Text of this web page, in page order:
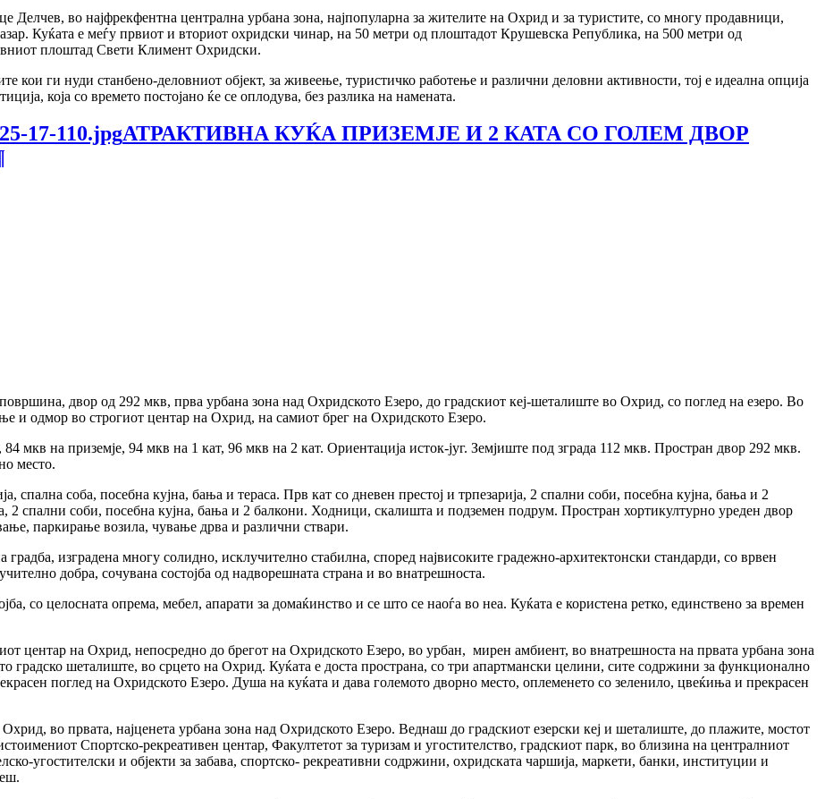
Делчев, во најфрекфентна централна урбана зона, најпопуларна за жителите на Охрид и за туристите, со многу продавници,
Куќата е меѓу првиот и вториот охридски чинар, на 50 метри од плоштадот Крушевска Република, на 500 метри од
плоштад Свети Климент Охридски.
кои ги нуди станбено-деловниот објект, за живеење, туристичко работење и различни деловни активности, тој е идеална опција
која со времето постојано ќе се оплодува, без разлика на намената.
АТРАКТИВНА КУЌА ПРИЗЕМЈЕ И 2 КАТА СО ГОЛЕМ ДВОР
двор од 292 мкв, прва урбана зона над Охридското Езеро, до градскиот кеј-шеталиште во Охрид, со поглед на езеро. Во
и одмор во строгиот центар на Охрид, на самиот брег на Охридското Езеро.
мкв на приземје, 94 мкв на 1 кат, 96 мкв на 2 кат. Ориентација исток-југ. Земјиште под зграда 112 мкв. Простран двор 292 мкв.
место.
спална соба, посебна кујна, бања и тераса. Прв кат со дневен престој и трпезарија, 2 спални соби, посебна кујна, бања и 2
2 спални соби, посебна кујна, бања и 2 балкони. Ходници, скалишта и подземен подрум. Простран хортикултурно уреден двор
паркирање возила, чување дрва и различни ствари.
изградена многу солидно, исклучително стабилна, според највисоките градежно-архитектонски стандарди, со врвен
добра, сочувана состојба од надворешната страна и во внатрешноста.
со целосната опрема, мебел, апарати за домаќинство и се што се наоѓа во неа. Куќата е користена ретко, единствено за времен
центар на Охрид, непосредно до брегот на Охридското Езеро, во урбан, мирен амбиент, во внатрешноста на првата урбана зона
градско шеталиште, во срцето на Охрид. Куќата е доста пространа, со три апартмански целини, сите содржини за функционално
поглед на Охридското Езеро. Душа на куќата и дава големото дворно место, оплеменето со зеленило, цвеќиња и прекрасен
во првата, најценета урбана зона над Охридското Езеро. Веднаш до градскиот езерски кеј и шеталиште, до плажите, мостот
Спортско-рекреативен центар, Факултетот за туризам и угостителство, градскиот парк, во близина на централниот
угостителски и објекти за забава, спортско- рекреативни содржини, охридската чаршија, маркети, банки, институции и